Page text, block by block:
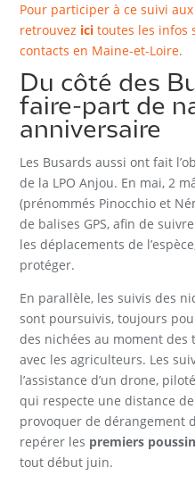
Pour participer à ce suivi
retrouvez ici toutes les infos
contacts en Maine-et-Loire.
Du côté des
faire-part de
anniversaire
Les Busards aussi ont fait
de la LPO Anjou. En mai, 2
(prénommés Pinocchio et
de balises GPS, afin de
les déplacements de
protéger.
En parallèle, les suivis des
sont poursuivis, toujours
des nichées au moment des
avec les agriculteurs. Les
l’assistance d’un drone,
qui respecte une distance
provoquer de dérangement
repérer les premiers
tout début juin.